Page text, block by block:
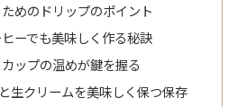
めのドリップのポイント
ーでも美味しく作る秘訣
ップの温めが鍵を握る
生クリームを美味しく保つ保存